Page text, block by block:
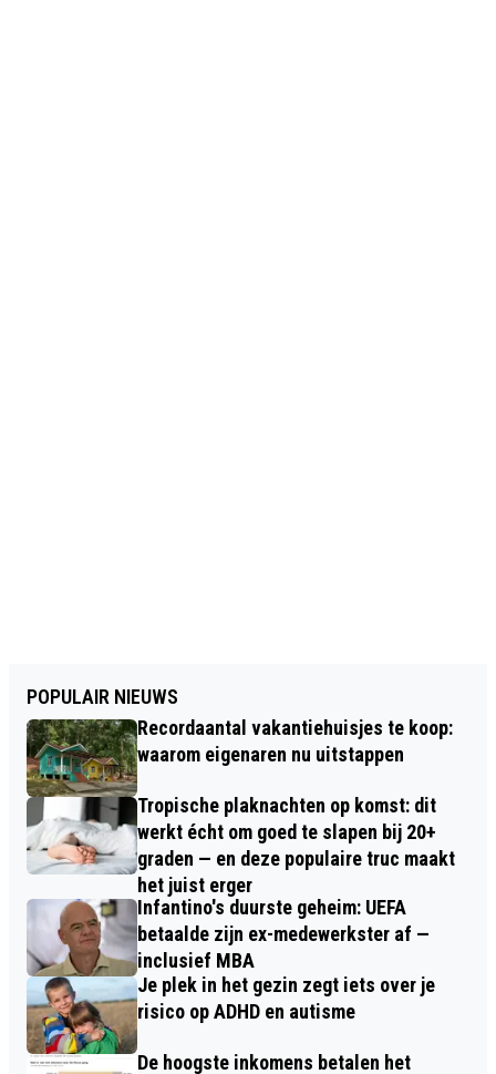
POPULAIR NIEUWS
Recordaantal vakantiehuisjes te koop:
waarom eigenaren nu uitstappen
Tropische plaknachten op komst: dit
werkt écht om goed te slapen bij 20+
graden — en deze populaire truc maakt
het juist erger
Infantino's duurste geheim: UEFA
betaalde zijn ex-medewerkster af —
inclusief MBA
Je plek in het gezin zegt iets over je
risico op ADHD en autisme
De hoogste inkomens betalen het